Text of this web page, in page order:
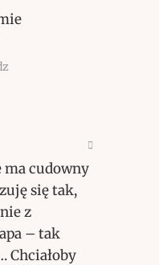
ma cudowny
się tak,
z
– tak
Chciałoby